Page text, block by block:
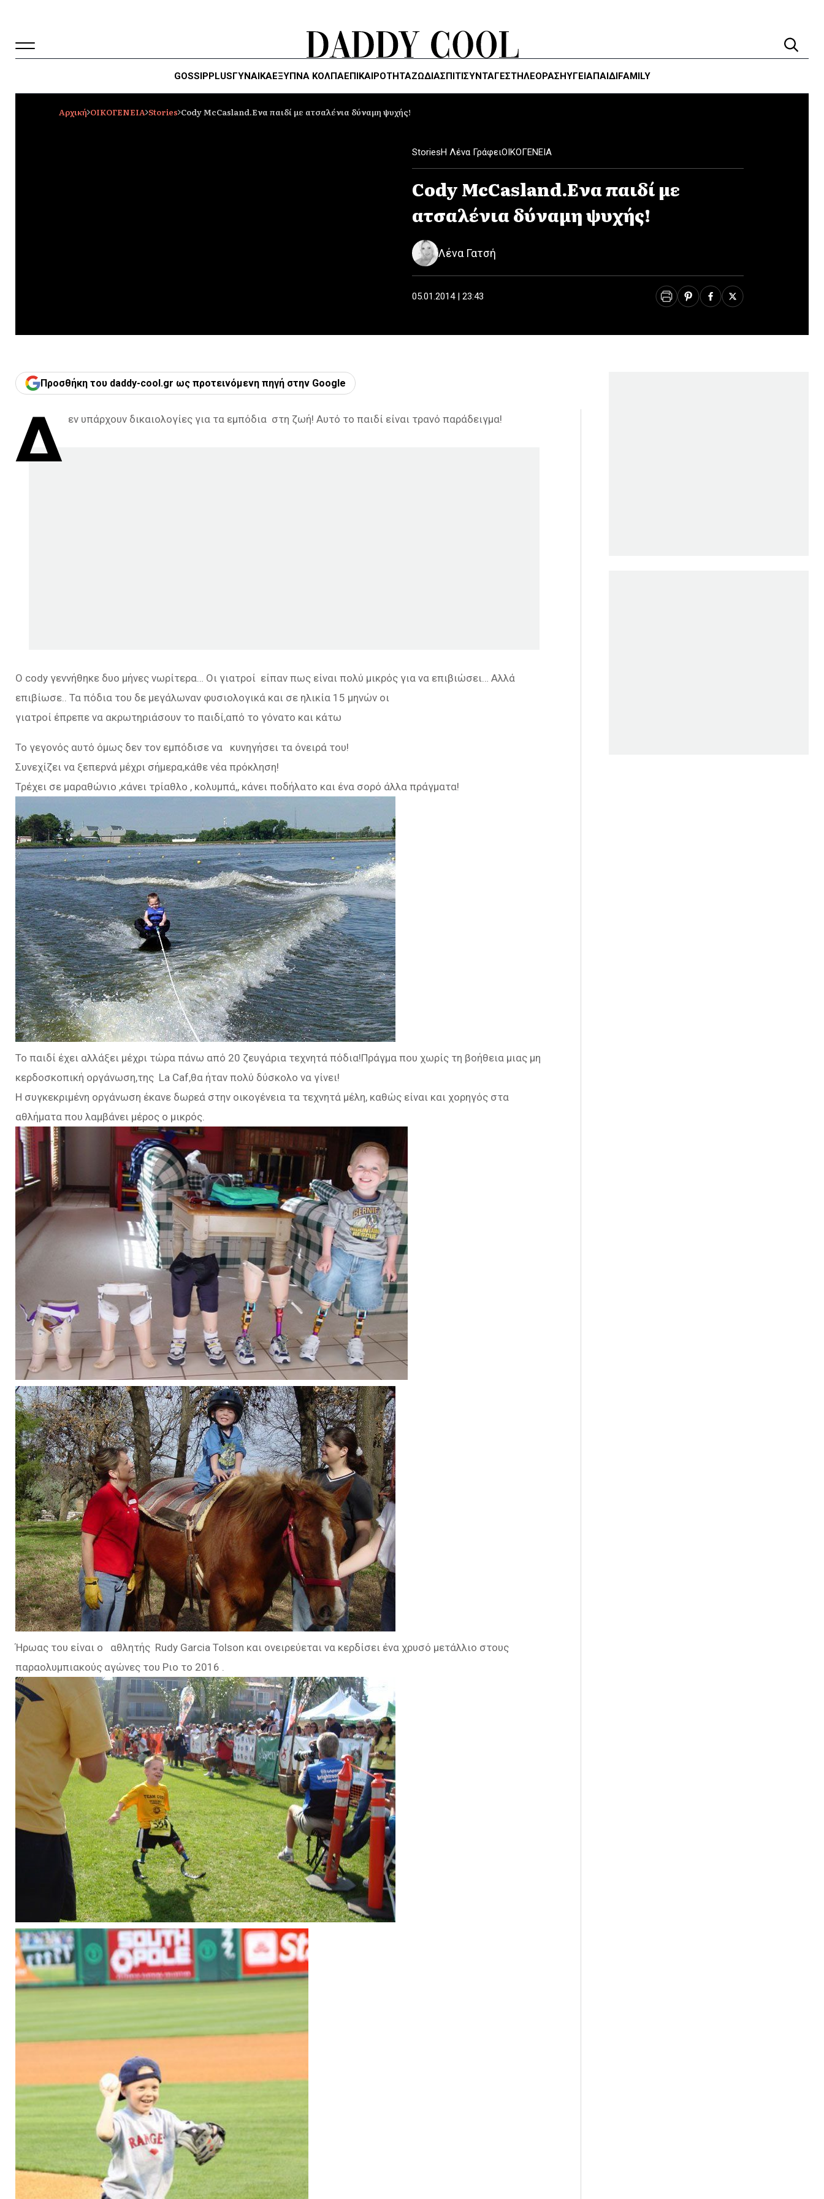
GOSSIPPLUSΓΥΝΑΙΚΑΈΞΥΠΝΑ ΚΌΛΠΑΕΠΙΚΑΙΡΟΤΗΤΑΖΏΔΙΑΣΠΙΤΙΣΥΝΤΑΓΕΣΤΗΛΕΌΡΑΣΗΥΓΕΊΑΠΑΙΔΙFAMILY
Αρχική ΟΙΚΟΓΕΝΕΙΑ Stories Cody McCasland.Ενα παιδί με ατσαλένια δύναμη ψυχής!
StoriesΗ Λένα ΓράφειΟΙΚΟΓΕΝΕΙΑ
Cody McCasland.Ενα παιδί με
ατσαλένια δύναμη ψυχής!
Λένα Γατσή
05.01.2014 | 23:43
Προσθήκη του daddy-cool.gr ως προτεινόμενη πηγή στην Google
Δ εν υπάρχουν δικαιολογίες για τα εμπόδια στη ζωή! Αυτό το παιδί είναι τρανό παράδειγμα!
O cody γεννήθηκε δυο μήνες νωρίτερα… Οι γιατροί είπαν πως είναι πολύ μικρός για να επιβιώσει… Αλλά
επιβίωσε.. Τα πόδια του δε μεγάλωναν φυσιολογικά και σε ηλικία 15 μηνών οι
γιατροί έπρεπε να ακρωτηριάσουν το παιδί,από το γόνατο και κάτω
Το γεγονός αυτό όμως δεν τον εμπόδισε να κυνηγήσει τα όνειρά του!
Συνεχίζει να ξεπερνά μέχρι σήμερα,κάθε νέα πρόκληση!
Τρέχει σε μαραθώνιο ,κάνει τρίαθλο , κολυμπά,, κάνει ποδήλατο και ένα σορό άλλα πράγματα!
Το παιδί έχει αλλάξει μέχρι τώρα πάνω από 20 ζευγάρια τεχνητά πόδια!Πράγμα που χωρίς τη βοήθεια μιας μη
κερδοσκοπική οργάνωση,της La Caf,θα ήταν πολύ δύσκολο να γίνει!
Η συγκεκριμένη οργάνωση έκανε δωρεά στην οικογένεια τα τεχνητά μέλη, καθώς είναι και χορηγός στα
αθλήματα που λαμβάνει μέρος ο μικρός.
Ήρωας του είναι ο αθλητής Rudy Garcia Tolson και ονειρεύεται να κερδίσει ένα χρυσό μετάλλιο στους
παραολυμπιακούς αγώνες του Ριο το 2016 .